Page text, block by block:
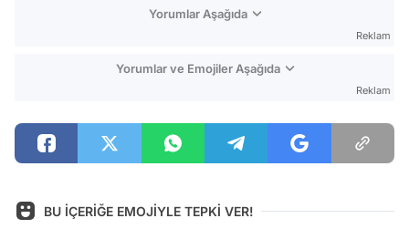
Yorumlar Aşağıda
Reklam
Yorumlar ve Emojiler Aşağıda
Reklam
BU İÇERİĞE EMOJİYLE TEPKİ VER!